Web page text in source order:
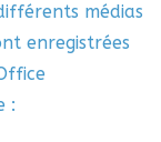
médias
enregistrées
: